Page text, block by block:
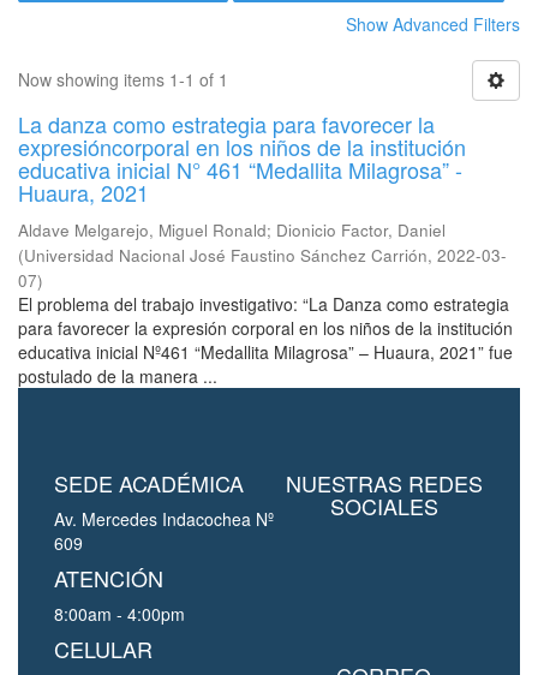
Show Advanced Filters
Now showing items 1-1 of 1
La danza como estrategia para favorecer la
expresióncorporal en los niños de la institución
educativa inicial N° 461 “Medallita Milagrosa” -
Huaura, 2021
Aldave Melgarejo, Miguel Ronald; Dionicio Factor, Daniel
(Universidad Nacional José Faustino Sánchez Carrión, 2022-03-
07)
El problema del trabajo investigativo: “La Danza como estrategia
para favorecer la expresión corporal en los niños de la institución
educativa inicial Nº461 “Medallita Milagrosa” – Huaura, 2021” fue
postulado de la manera ...
SEDE ACADÉMICA
Av. Mercedes Indacochea Nº
609
ATENCIÓN
8:00am - 4:00pm
CELULAR
NUESTRAS REDES
SOCIALES